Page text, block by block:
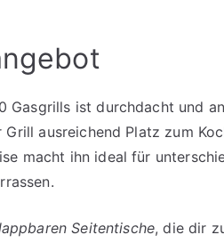
Gasgrills ist durchdacht und
ausreichend Platz zum
macht ihn ideal für
Seitentische, die dir